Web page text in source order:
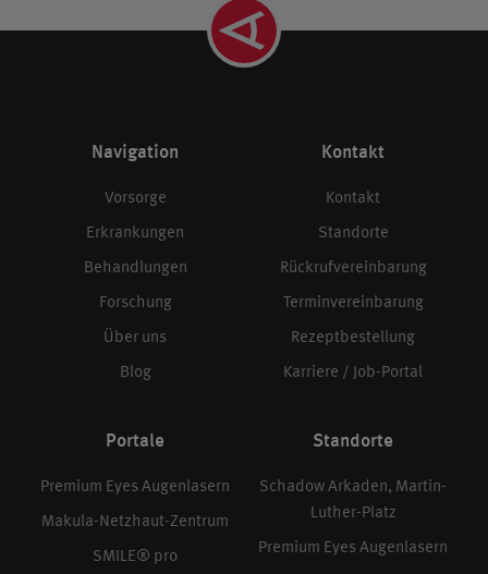
Navigation
Vorsorge
Erkrankungen
Behandlungen
Forschung
Über uns
Blog
Kontakt
Kontakt
Standorte
Rückrufvereinbarung
Terminvereinbarung
Rezeptbestellung
Karriere / Job-Portal
Portale
Premium Eyes Augenlasern
Makula-Netzhaut-Zentrum
SMILE® pro
Standorte
Schadow Arkaden, Martin-
Luther-Platz
Premium Eyes Augenlasern